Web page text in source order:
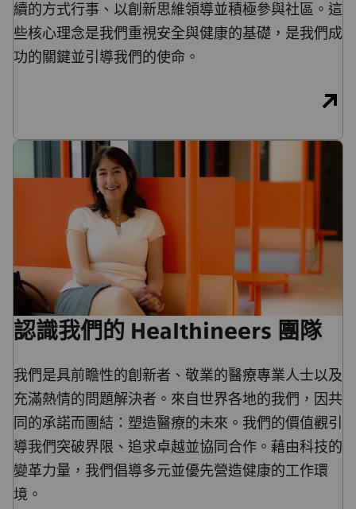
續的方式行事、以創新思維領導並積極參與社區。這
些核心理念是我們重視安全與健康的基礎，是我們成
功的關鍵並引導我們的使命。
認識我們的 Healthineers 團隊
我們是具前瞻性的創新者、敬業的醫療專業人士以及
充滿熱情的問題解決者。來自世界各地的我們，因共
同的承諾而團結：塑造醫療的未來。我們的價值觀引
導我們突破界限、追求卓越並協同合作。藉由科技的
變革力量，我們倡導多元並優先營造健康的工作環
境。